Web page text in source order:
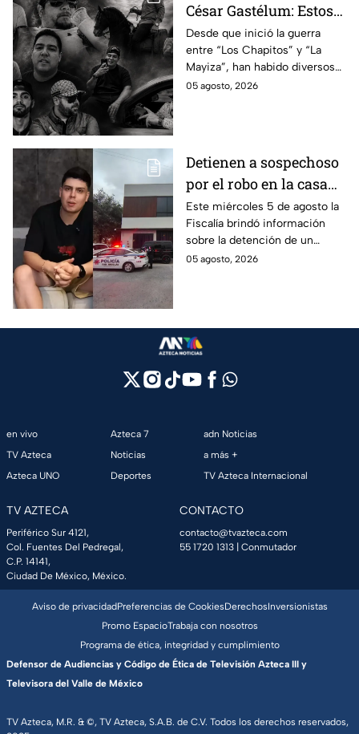
César Gastélum: Estos
son los 10 influencers
asesinados por la
guerra entre "Los
Chapitos" y "La Mayiza"
Desde que inició la guerra
entre “Los Chapitos” y “La
Mayiza”, han habido diversos
asesinatos, entre ellos los de
05 agosto, 2026
Detienen a sospechoso
por el robo en la casa
de Karely Ruiz
Este miércoles 5 de agosto la
Fiscalía brindó información
sobre la detención de un
presunto responsable en el
05 agosto, 2026
en vivo
TV Azteca
Azteca UNO
Azteca 7
Noticias
Deportes
adn Noticias
a más +
TV Azteca Internacional
TV AZTECA
Periférico Sur 4121,
Col. Fuentes Del Pedregal,
C.P. 14141,
Ciudad De México, México.
CONTACTO
contacto@tvazteca.com
55 1720 1313 | Conmutador
TV Azteca, M.R. & ©, TV Azteca, S.A.B. de C.V. Todos los derechos reservados,
Aviso de privacidadPreferencias de CookiesDerechosInversionistas
Promo EspacioTrabaja con nosotros
Programa de ética, integridad y cumplimiento
Defensor de Audiencias y Código de Ética de Televisión Azteca III y
Televisora del Valle de México